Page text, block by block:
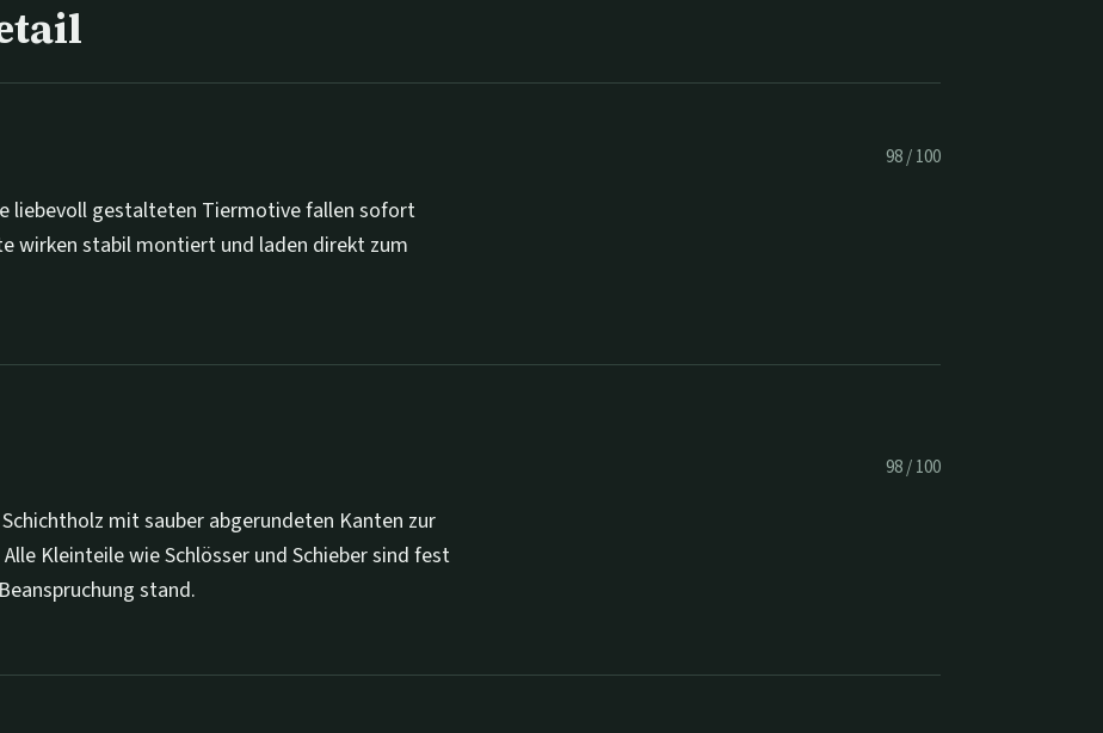
98/100
liebevoll gestalteten Tiermotive fallen sofort
wirken stabil montiert und laden direkt zum
98/100
mit sauber abgerundeten Kanten zur
Kleinteile wie Schlösser und Schieber sind fest
stand.